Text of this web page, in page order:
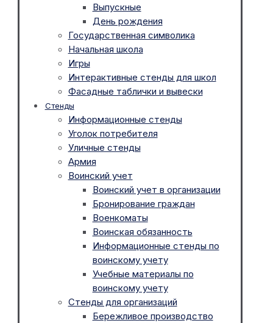
Выпускные
День рождения
Государственная символика
Начальная школа
Игры
Интерактивные стенды для школ
Фасадные таблички и вывески
Стенды
Информационные стенды
Уголок потребителя
Уличные стенды
Армия
Воинский учет
Воинский учет в организации
Бронирование граждан
Военкоматы
Воинская обязанность
Информационные стенды по
воинскому учету
Учебные материалы по
воинскому учету
Стенды для организаций
Бережливое производство